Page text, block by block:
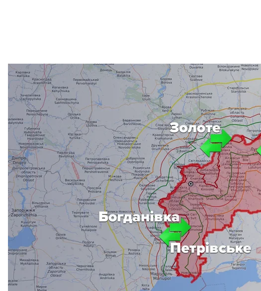
На карте обозначены три района, где должно было
Станица Луганская
После разведения войск в Станице Луганский в «серой
них улица
— Ломоносова.